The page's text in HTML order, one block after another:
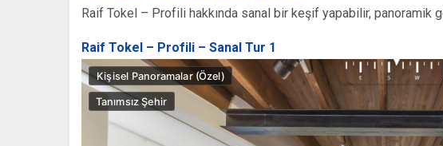
Raif Tokel – Profili hakkında sanal bir keşif yapabilir, panoramik
Raif Tokel – Profili – Sanal Tur 1